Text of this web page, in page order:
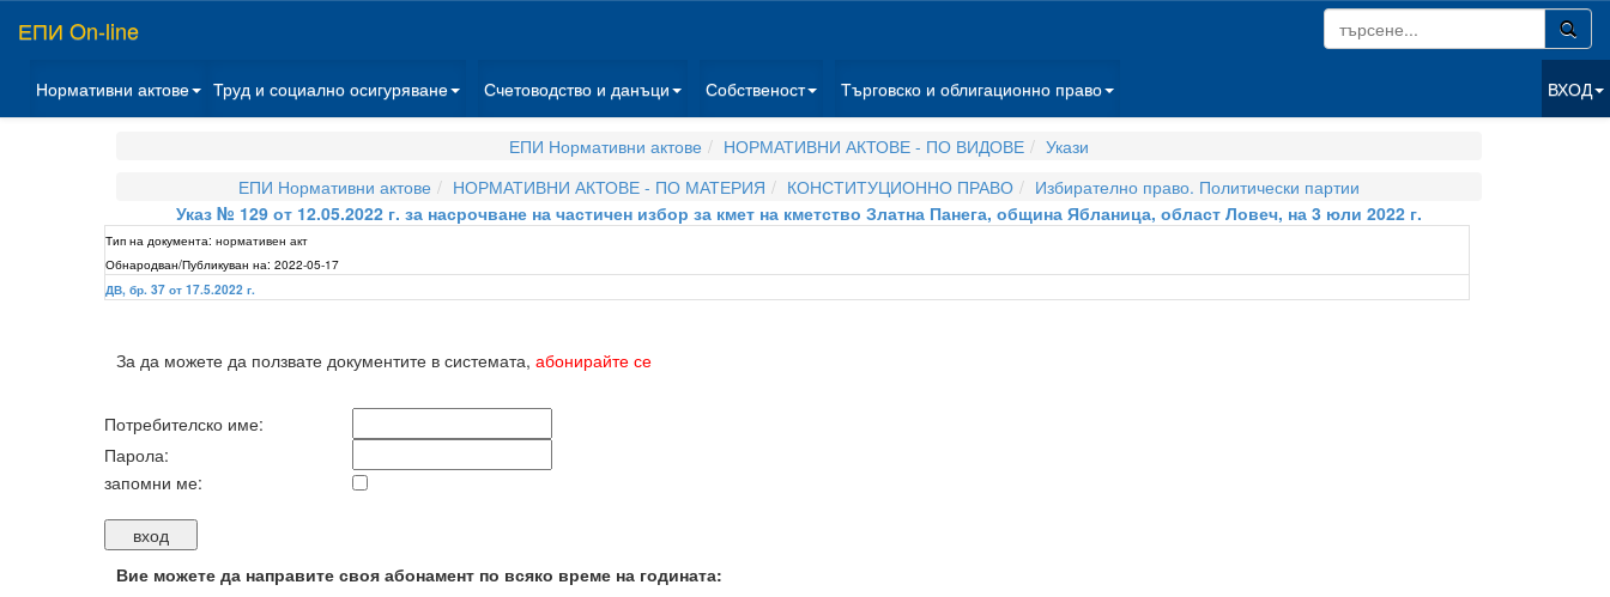
ЕПИ On-line
Нормативни актове Труд и социално осигуряване Счетоводство и данъци Собственост Търговско и облигационно право ВХОД
ЕПИ Нормативни актове НОРМАТИВНИ АКТОВЕ - ПО ВИДОВЕ
Укази
ЕПИ Нормативни актове
НОРМАТИВНИ АКТОВЕ - ПО МАТЕРИЯ КОНСТИТУЦИОННО ПРАВО
Избирателно право. Политически партии
Указ № 129 от 12.05.2022 г. за насрочване на частичен избор за кмет на кметство Златна Панега, община Ябланица, област Ловеч, на 3 юли 2022 г.
Тип на документа: нормативен акт
Обнародван/Публикуван на: 2022-05-17
ДВ, бр. 37 от 17.5.2022 г.
За да можете да ползвате документите в системата, абонирайте се
Потребителско име:
Парола:
запомни ме:
Вие можете да направите своя абонамент по всяко време на годината: